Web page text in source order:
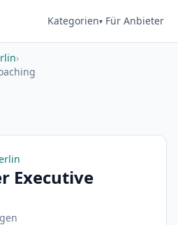
Kategorien Für Anbieter
›
Executive